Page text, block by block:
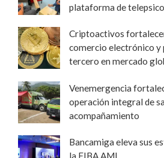
plataforma de
Criptoactivos
comercio electrónico y
tercero en mercado
Venemergencia
operación integral de
acompañamiento
Bancamiga eleva sus
la FIBA AML